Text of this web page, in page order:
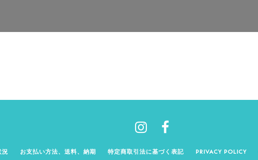
況 お支払い方法、送料、納期 特定商取引法に基づく表記 PRIVACY POLICY